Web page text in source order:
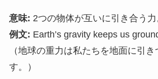
意味: 2つの物体が互いに引き合う力
例文: Earth’s gravity keeps us
（地球の重力は私たちを地面に引き
す。）